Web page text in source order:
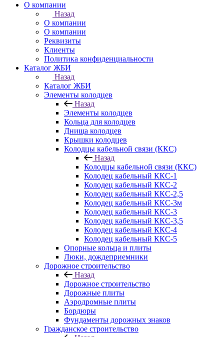
О компании
Назад
О компании
О компании
Реквизиты
Клиенты
Политика конфиденциальности
Каталог ЖБИ
Назад
Каталог ЖБИ
Элементы колодцев
Назад
Элементы колодцев
Кольца для колодцев
Днища колодцев
Крышки колодцев
Колодцы кабельной связи (ККС)
Назад
Колодцы кабельной связи (ККС)
Колодец кабельный ККС-1
Колодец кабельный ККС-2
Колодец кабельный ККС-2,5
Колодец кабельный ККС-3м
Колодец кабельный ККС-3
Колодец кабельный ККС-3,5
Колодец кабельный ККС-4
Колодец кабельный ККС-5
Опорные кольца и плиты
Люки, дождеприемники
Дорожное строительство
Назад
Дорожное строительство
Дорожные плиты
Аэродромные плиты
Бордюры
Фундаменты дорожных знаков
Гражданское строительство